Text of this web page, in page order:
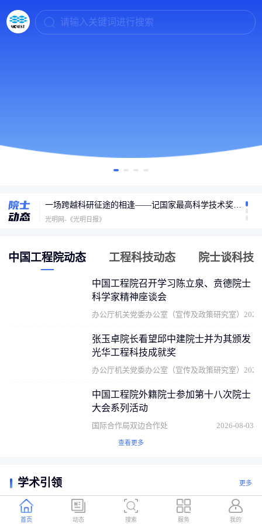
请输入关键词进行搜索
一场跨越科研征途的相逢——记国家最高科学技术奖获得者陈立泉与贲德的家国守望
光明网-《光明日报》
中国工程院动态 工程科技动态 院士谈科技
中国工程院召开学习陈立泉、贲德院士
科学家精神座谈会
办公厅机关党委办公室（宣传及政策研究室）
张玉卓院长看望邱中建院士并为其颁发
光华工程科技成就奖
办公厅机关党委办公室（宣传及政策研究室）
中国工程院外籍院士参加第十八次院士
大会系列活动
国际合作局双边合作处 2026-08-03
查看更多
学术引领 更多
首页 动态 搜索 服务 我的